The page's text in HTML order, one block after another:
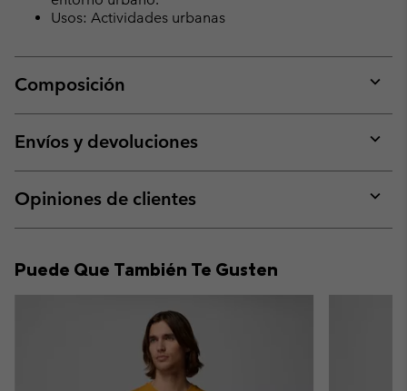
Usos: Actividades urbanas
Composición
or
Envíos y devoluciones
or
Opiniones de clientes
or
Puede Que También Te Gusten